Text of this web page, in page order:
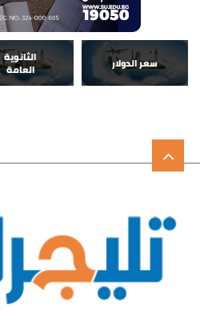
سعر الدولار
الثانوية
العامة